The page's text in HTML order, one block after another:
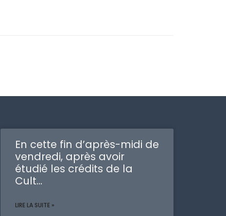
En cette fin d’après-midi de
vendredi, après avoir
étudié les crédits de la
Cult…
LIRE LA SUITE »